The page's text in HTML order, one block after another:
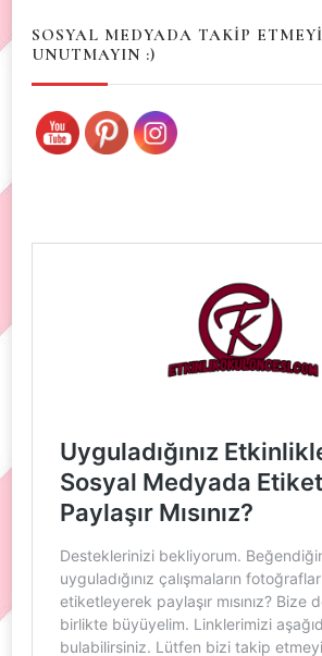
SOSYAL MEDYADA TAKİP ETMEYİ
UNUTMAYIN :)